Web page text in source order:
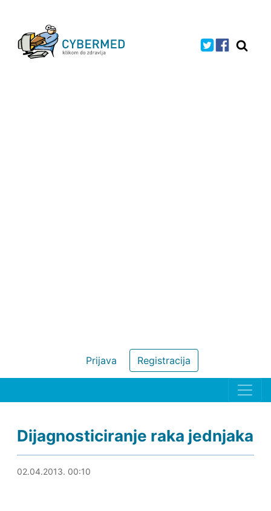
Registracija
Prijava
Dijagnosticiranje raka jednjaka
23.08.2019. 00:15
02.04.2013. 00:10